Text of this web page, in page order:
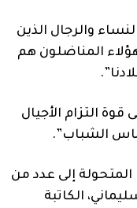
والرجال الذين
المناضلون هم
التزام الأجيال
الشباب”.
إلى عدد من
الكاتبة